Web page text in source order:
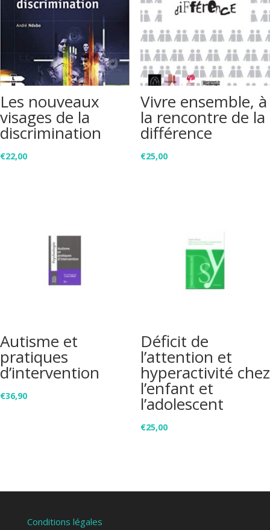
Les nouveaux
visages de la
discrimination
€22,00
Vivre ensemble, à
la rencontre de la
différence
€25,00
Autisme et
pratiques
d’intervention
€36,90
Déficit de
l’attention et
hyperactivité chez
l’enfant et
l’adolescent
€25,00
Conditions légales